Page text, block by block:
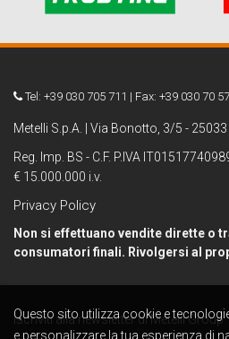
Tel: +39 030 705 711 | Fax: +39 030 70
Metelli S.p.A. | Via Bonotto, 3/5 -
Reg. Imp. BS - C.F. P.IVA
€ 15.000.000 i.v.
Privacy Policy
Non si effettuano vendite dirette o
consumatori finali. Rivolgersi al
Iscriviti alla newsletter di Metelli Group
Questo sito utilizza cookie e
e personalizzare la tua esperienza di